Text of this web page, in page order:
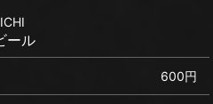
ール
600円